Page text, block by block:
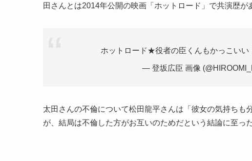
田さんとは2014年公開の映画「ホットロード」で共演歴が
ホットロード★役者の臣くんもかっこいい
— 登坂広臣 画像
太田さんの不倫について松田龍平さんは「彼女の気持ちも
が、結局は不倫した方がお互いのためだという結論に至っ